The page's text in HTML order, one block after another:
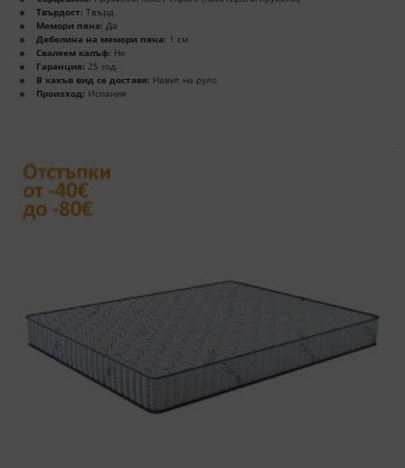
Твърдост: Твърд
Мемори пяна: Да
Дебелина на мемори пяна: 1 см
Сваляем калъф: Не
Гаранция: 25 год.
В какъв вид се доставя: Навит на руло
Произход: Испания